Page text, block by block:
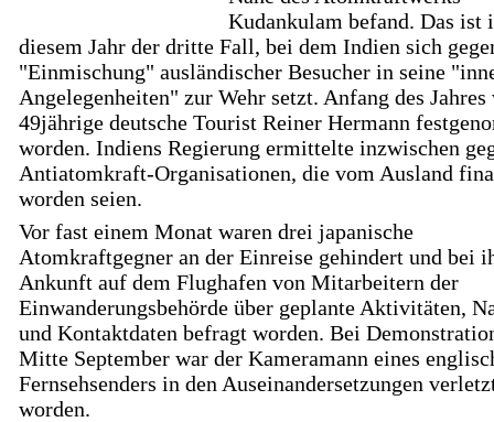
Kudankulam befand. Das ist
diesem Jahr der dritte Fall, bei dem Indien sich
"Einmischung" ausländischer Besucher in seine
Angelegenheiten" zur Wehr setzt. Anfang des Jahres
49jährige deutsche Tourist Reiner Hermann
worden. Indiens Regierung ermittelte inzwischen
Antiatomkraft-Organisationen, die vom Ausland
worden seien.
Vor fast einem Monat waren drei japanische
Atomkraftgegner an der Einreise gehindert und bei
Ankunft auf dem Flughafen von Mitarbeitern der
Einwanderungsbehörde über geplante Aktivitäten,
und Kontaktdaten befragt worden. Bei
Mitte September war der Kameramann eines
Fernsehsenders in den Auseinandersetzungen
worden.